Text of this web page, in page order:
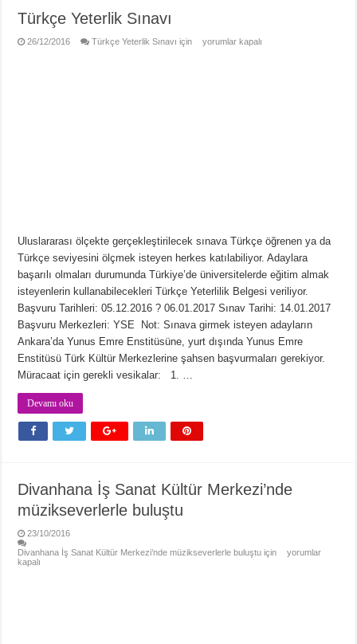
Türkçe Yeterlik Sınavı
26/12/2016 Türkçe Yeterlik Sınavı için yorumlar kapalı
Uluslararası ölçekte gerçekleştirilecek sınava Türkçe öğrenen ya da
Türkçe seviyesini ölçmek isteyen herkes katılabiliyor. Adaylara
başarılı olmaları durumunda Türkiye’de üniversitelerde eğitim almak
isteyenlerin kullanabilecekleri Türkçe Yeterlilik Belgesi veriliyor.
Başvuru Tarihleri: 05.12.2016 ? 06.01.2017 Sınav Tarihi: 14.01.2017
Başvuru Merkezleri: YSE Not: Sınava girmek isteyen adayların
Ankara’da Yunus Emre Enstitüsüne, yurt dışında Yunus Emre
Enstitüsü Türk Kültür Merkezlerine şahsen başvurmaları gerekiyor.
Müracaat için gerekli vesikalar: 1. …
Devamı oku
Divanhana İş Sanat Kültür Merkezi’nde
müzikseverlerle buluştu
23/10/2016
Divanhana İş Sanat Kültür Merkezi’nde müzikseverlerle buluştu için
yorumlar
kapalı